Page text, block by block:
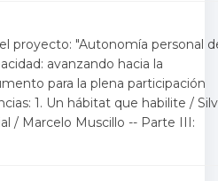
proyecto: "Autonomía personal
avanzando hacia la
para la plena participación
1. Un hábitat que habilite /
/ Marcelo Muscillo -- Parte III: